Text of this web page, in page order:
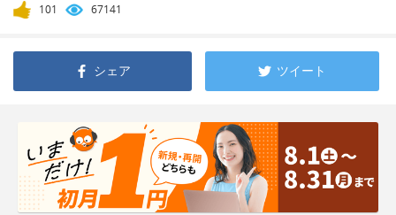
101 67141
シェア ツイート